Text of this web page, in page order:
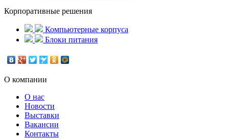
Корпоративные решения
Компьютерные корпуса
Блоки питания
О компании
О нас
Новости
Выставки
Вакансии
Контакты